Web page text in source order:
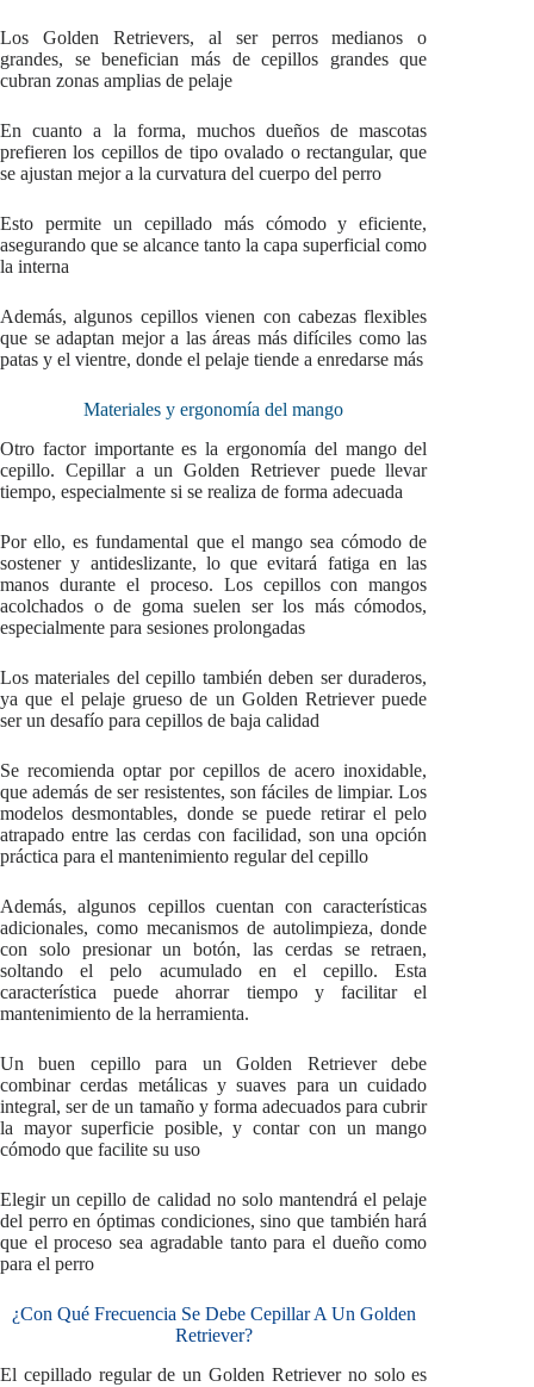
Los Golden Retrievers, al ser perros medianos o
grandes, se benefician más de cepillos grandes que
cubran zonas amplias de pelaje
En cuanto a la forma, muchos dueños de mascotas
prefieren los cepillos de tipo ovalado o rectangular, que
se ajustan mejor a la curvatura del cuerpo del perro
Esto permite un cepillado más cómodo y eficiente,
asegurando que se alcance tanto la capa superficial como
la interna
Además, algunos cepillos vienen con cabezas flexibles
que se adaptan mejor a las áreas más difíciles como las
patas y el vientre, donde el pelaje tiende a enredarse más
Materiales y ergonomía del mango
Otro factor importante es la ergonomía del mango del
cepillo. Cepillar a un Golden Retriever puede llevar
tiempo, especialmente si se realiza de forma adecuada
Por ello, es fundamental que el mango sea cómodo de
sostener y antideslizante, lo que evitará fatiga en las
manos durante el proceso. Los cepillos con mangos
acolchados o de goma suelen ser los más cómodos,
especialmente para sesiones prolongadas
Los materiales del cepillo también deben ser duraderos,
ya que el pelaje grueso de un Golden Retriever puede
ser un desafío para cepillos de baja calidad
Se recomienda optar por cepillos de acero inoxidable,
que además de ser resistentes, son fáciles de limpiar. Los
modelos desmontables, donde se puede retirar el pelo
atrapado entre las cerdas con facilidad, son una opción
práctica para el mantenimiento regular del cepillo
Además, algunos cepillos cuentan con características
adicionales, como mecanismos de autolimpieza, donde
con solo presionar un botón, las cerdas se retraen,
soltando el pelo acumulado en el cepillo. Esta
característica puede ahorrar tiempo y facilitar el
mantenimiento de la herramienta.
Un buen cepillo para un Golden Retriever debe
combinar cerdas metálicas y suaves para un cuidado
integral, ser de un tamaño y forma adecuados para cubrir
la mayor superficie posible, y contar con un mango
cómodo que facilite su uso
Elegir un cepillo de calidad no solo mantendrá el pelaje
del perro en óptimas condiciones, sino que también hará
que el proceso sea agradable tanto para el dueño como
para el perro
¿Con Qué Frecuencia Se Debe Cepillar A Un Golden
Retriever?
El cepillado regular de un Golden Retriever no solo es